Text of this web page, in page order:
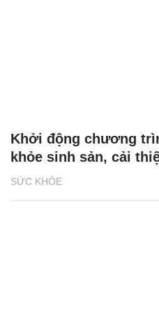
SỨC KHỎE
Khởi động chương
khỏe sinh sản, cải